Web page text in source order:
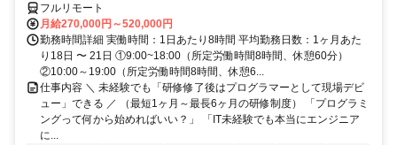
フルリモート
月給270,000円～520,000円
勤務時間詳細 実働時間：1日あたり8時間 平均勤務日数：1ヶ月あた
り18日 〜 21日 ①9:00~18:00（所定労働時間8時間、休憩60分）
②10:00～19:00（所定労働時間8時間、休憩6...
仕事内容 ＼ 未経験でも「研修修了後はプログラマーとして現場デビ
ュー」できる ／ （最短1ヶ月～最長6ヶ月の研修制度） 「プログラミ
ングって何から始めればいい？」 「IT未経験でも本当にエンジニア
に...